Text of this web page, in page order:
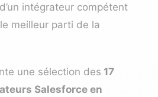
intégrateur compétent
meilleur parti de la
une sélection des 17
Salesforce en